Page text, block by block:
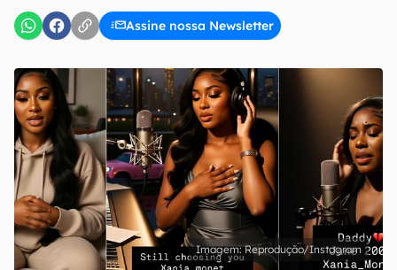
Assine nossa Newsletter
Uso e Política de Privacidade do Canaltech.
Reprodução/Instagram